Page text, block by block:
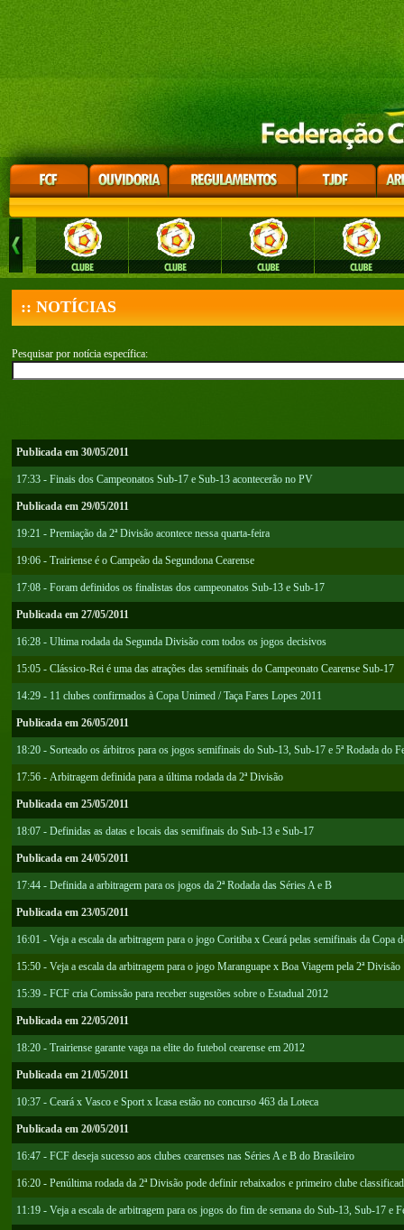
:: NOTÍCIAS
Pesquisar por notícia específica:
Publicada em 30/05/2011
17:33 - Finais dos Campeonatos Sub-17 e Sub-13 acontecerão no PV
Publicada em 29/05/2011
19:21 - Premiação da 2ª Divisão acontece nessa quarta-feira
19:06 - Trairiense é o Campeão da Segundona Cearense
17:08 - Foram definidos os finalistas dos campeonatos Sub-13 e Sub-17
Publicada em 27/05/2011
16:28 - Ultima rodada da Segunda Divisão com todos os jogos decisivos
15:05 - Clássico-Rei é uma das atrações das semifinais do Campeonato Cearense Sub-17
14:29 - 11 clubes confirmados à Copa Unimed / Taça Fares Lopes 2011
Publicada em 26/05/2011
18:20 - Sorteado os árbitros para os jogos semifinais do Sub-13, Sub-17 e 5ª Rodada do
17:56 - Arbitragem definida para a última rodada da 2ª Divisão
Publicada em 25/05/2011
18:07 - Definidas as datas e locais das semifinais do Sub-13 e Sub-17
Publicada em 24/05/2011
17:44 - Definida a arbitragem para os jogos da 2ª Rodada das Séries A e B
Publicada em 23/05/2011
16:01 - Veja a escala da arbitragem para o jogo Coritiba x Ceará pelas semifinais da Copa
15:50 - Veja a escala da arbitragem para o jogo Maranguape x Boa Viagem pela 2ª Divisão
15:39 - FCF cria Comissão para receber sugestões sobre o Estadual 2012
Publicada em 22/05/2011
18:20 - Trairiense garante vaga na elite do futebol cearense em 2012
Publicada em 21/05/2011
10:37 - Ceará x Vasco e Sport x Icasa estão no concurso 463 da Loteca
Publicada em 20/05/2011
16:47 - FCF deseja sucesso aos clubes cearenses nas Séries A e B do Brasileiro
16:20 - Penúltima rodada da 2ª Divisão pode definir rebaixados e primeiro clube
11:19 - Veja a escala de arbitragem para os jogos do fim de semana do Sub-13, Sub-17 e